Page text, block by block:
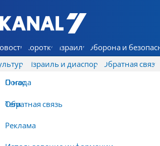
7 КАНАЛ - Аруц Шева
Коротко Израиль Оборона и
Израиль и диаспора Обратная связь
О нас
Обратная связь
Реклама
Погода
Теги